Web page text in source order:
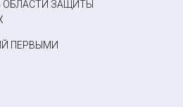
ЗАЩИТЫ
ПЕРВЫМИ